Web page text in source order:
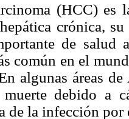
(HCC) es
crónica,
de
común en el
algunas áreas
debido a
de la infección